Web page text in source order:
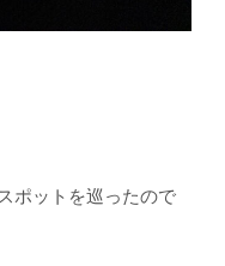
ポットを巡ったので